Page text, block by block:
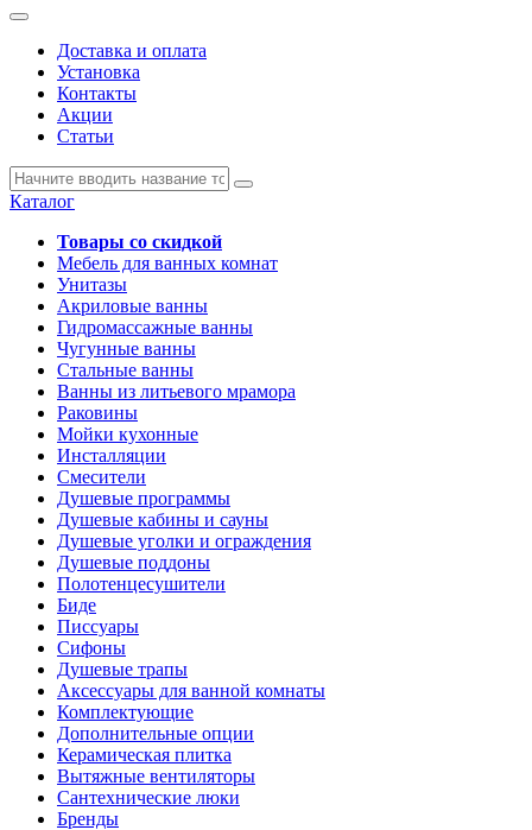
Доставка и оплата
Установка
Контакты
Акции
Статьи
Каталог
Товары со скидкой
Мебель для ванных комнат
Унитазы
Акриловые ванны
Гидромассажные ванны
Чугунные ванны
Стальные ванны
Ванны из литьевого мрамора
Раковины
Мойки кухонные
Инсталляции
Смесители
Душевые программы
Душевые кабины и сауны
Душевые уголки и ограждения
Душевые поддоны
Полотенцесушители
Биде
Писсуары
Сифоны
Душевые трапы
Аксессуары для ванной комнаты
Комплектующие
Дополнительные опции
Керамическая плитка
Вытяжные вентиляторы
Сантехнические люки
Бренды